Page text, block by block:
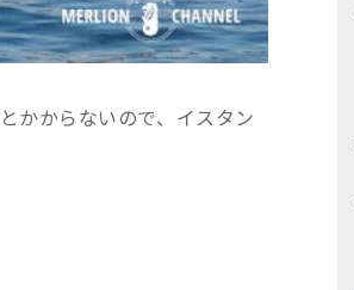
とかからないので、イスタン